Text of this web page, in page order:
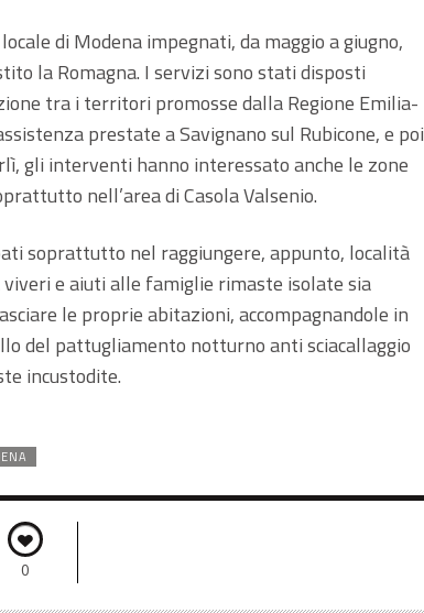
di Modena impegnati, da maggio a giugno,
la Romagna. I servizi sono stati disposti
tra i territori promosse dalla Regione Emilia-
prestate a Savignano sul Rubicone, e poi
gli interventi hanno interessato anche le zone
nell’area di Casola Valsenio.
soprattutto nel raggiungere, appunto, località
e aiuti alle famiglie rimaste isolate sia
le proprie abitazioni, accompagnandole in
del pattugliamento notturno anti sciacallaggio
incustodite.
0